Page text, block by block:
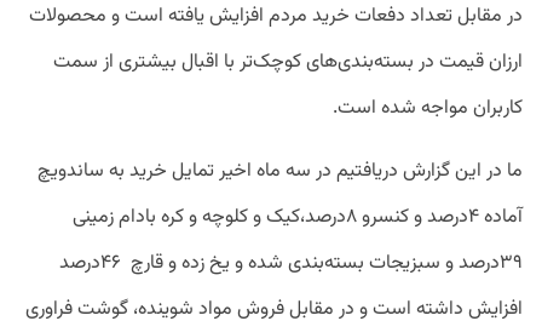
در مقابل تعداد دفعات خرید مردم افزایش یافته است و محصولات
ارزان قیمت در بسته‌بندی‌های کوچک‌تر با اقبال بیشتری از سمت
کاربران مواجه شده است.
ما در این گزارش دریافتیم در سه ماه اخیر تمایل خرید به ساندویچ
آماده ۴درصد و کنسرو ۸درصد،کیک و کلوچه و کره بادام زمینی
۳۹درصد و سبزیجات بسته‌بندی شده و یخ زده و قارچ ۴۶درصد
افزایش داشته است و در مقابل فروش مواد شوینده، گوشت فراوری